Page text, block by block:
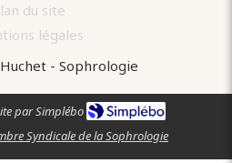
du site
légales
- Sophrologie
par Simplébo
Syndicale de la Sophrologie